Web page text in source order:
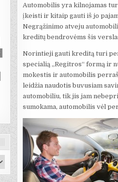
Automobilis yra kilnojamas
įkeisti ir kitaip gauti iš jo
Negrąžinimo atveju
kreditų bendrovėms šis
Norintieji gauti kreditą turi
specialią „Regitros“ formą ir
mokestis ir automobilis
leidžia naudotis buvusiam
automobiliu, tik jis jam
sumokama, automobilis vėl